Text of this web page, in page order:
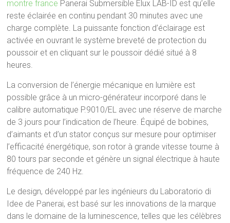
montre france Panerai Submersible Elux LAB-ID est qu’elle
reste éclairée en continu pendant 30 minutes avec une
charge complète. La puissante fonction d’éclairage est
activée en ouvrant le système breveté de protection du
poussoir et en cliquant sur le poussoir dédié situé à 8
heures.
La conversion de l’énergie mécanique en lumière est
possible grâce à un micro-générateur incorporé dans le
calibre automatique P.9010/EL avec une réserve de marche
de 3 jours pour l’indication de l’heure. Équipé de bobines,
d’aimants et d’un stator conçus sur mesure pour optimiser
l’efficacité énergétique, son rotor à grande vitesse tourne à
80 tours par seconde et génère un signal électrique à haute
fréquence de 240 Hz.
Le design, développé par les ingénieurs du Laboratorio di
Idee de Panerai, est basé sur les innovations de la marque
dans le domaine de la luminescence, telles que les célèbres